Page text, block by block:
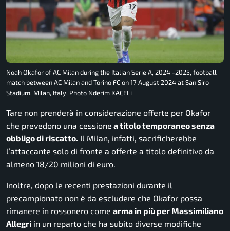
Noah Okafor of AC Milan during the Italian Serie A, 2024 -2025, football
match between AC Milan and Torino FC on 17 August 2024 at San Siro
Stadium, Milan, Italy. Photo Nderim KACELi
Tare non prenderà in considerazione offerte per Okafor
che prevedono una cessione a titolo temporaneo senza
obbligo di riscatto. Il Milan, infatti, sacrificherebbe
l’attaccante solo di fronte a offerte a titolo definitivo da
almeno 18/20 milioni di euro.
Inoltre, dopo le recenti prestazioni durante il
precampionato non è da escludere che Okafor possa
rimanere in rossonero come arma in più per Massimiliano
Allegri in un reparto che ha subito diverse modifiche